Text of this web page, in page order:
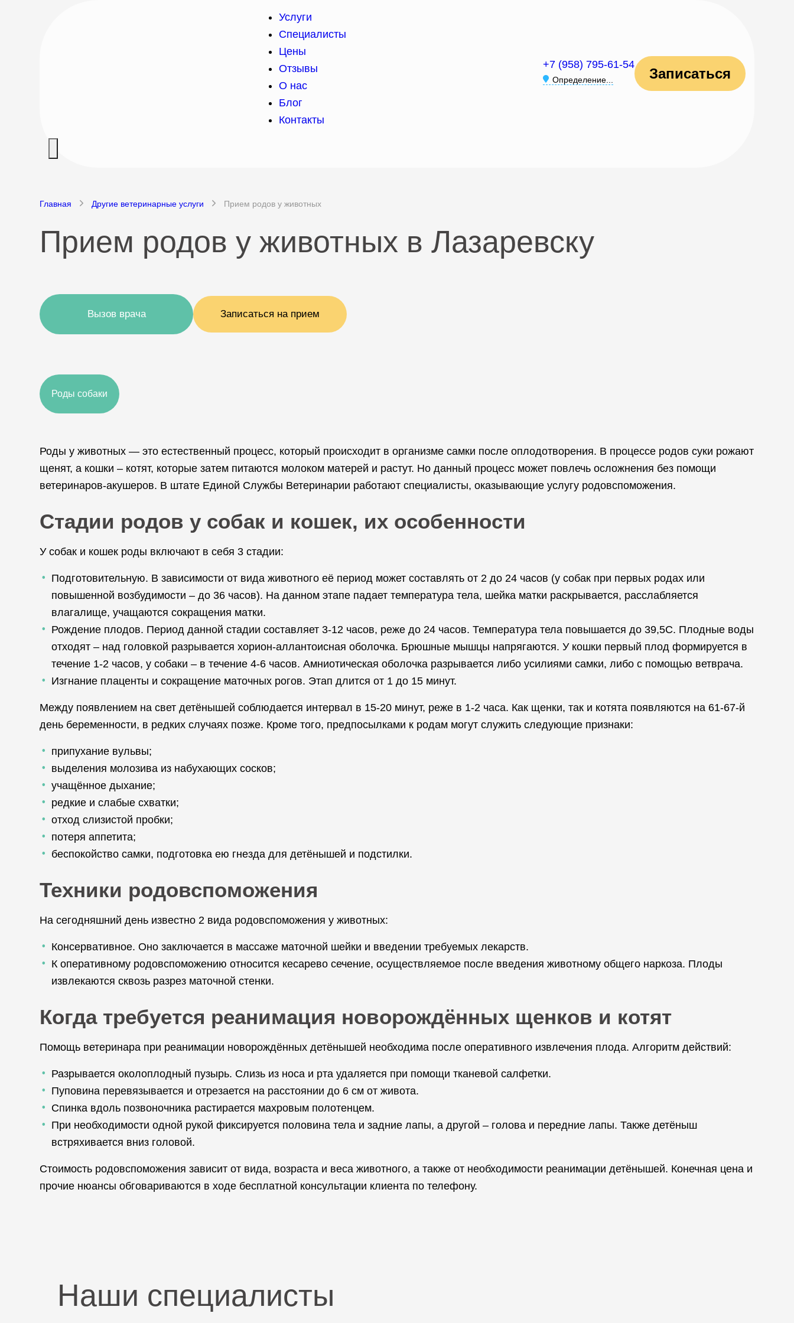
Услуги
Специалисты
Цены
Отзывы
О нас
Блог
Контакты
+7 (958) 795-61-54
Определение... Записаться
Главная Другие ветеринарные услуги Прием родов у животных
Прием родов у животных в Лазаревску
Вызов врача Записаться на прием
Роды собаки
Роды у животных — это естественный процесс, который происходит в организме самки после оплодотворения. В процессе родов суки рожают
щенят, а кошки – котят, которые затем питаются молоком матерей и растут. Но данный процесс может повлечь осложнения без помощи
ветеринаров-акушеров. В штате Единой Службы Ветеринарии работают специалисты, оказывающие услугу родовспоможения.
Стадии родов у собак и кошек, их особенности
У собак и кошек роды включают в себя 3 стадии:
Подготовительную. В зависимости от вида животного её период может составлять от 2 до 24 часов (у собак при первых родах или
повышенной возбудимости – до 36 часов). На данном этапе падает температура тела, шейка матки раскрывается, расслабляется
влагалище, учащаются сокращения матки.
Рождение плодов. Период данной стадии составляет 3-12 часов, реже до 24 часов. Температура тела повышается до 39,5C. Плодные воды
отходят – над головкой разрывается хорион-аллантоисная оболочка. Брюшные мышцы напрягаются. У кошки первый плод формируется в
течение 1-2 часов, у собаки – в течение 4-6 часов. Амниотическая оболочка разрывается либо усилиями самки, либо с помощью ветврача.
Изгнание плаценты и сокращение маточных рогов. Этап длится от 1 до 15 минут.
Между появлением на свет детёнышей соблюдается интервал в 15-20 минут, реже в 1-2 часа. Как щенки, так и котята появляются на 61-67-й
день беременности, в редких случаях позже. Кроме того, предпосылками к родам могут служить следующие признаки:
припухание вульвы;
выделения молозива из набухающих сосков;
учащённое дыхание;
редкие и слабые схватки;
отход слизистой пробки;
потеря аппетита;
беспокойство самки, подготовка ею гнезда для детёнышей и подстилки.
Техники родовспоможения
На сегодняшний день известно 2 вида родовспоможения у животных:
Консервативное. Оно заключается в массаже маточной шейки и введении требуемых лекарств.
К оперативному родовспоможению относится кесарево сечение, осуществляемое после введения животному общего наркоза. Плоды
извлекаются сквозь разрез маточной стенки.
Когда требуется реанимация новорождённых щенков и котят
Помощь ветеринара при реанимации новорождённых детёнышей необходима после оперативного извлечения плода. Алгоритм действий:
Разрывается околоплодный пузырь. Слизь из носа и рта удаляется при помощи тканевой салфетки.
Пуповина перевязывается и отрезается на расстоянии до 6 см от живота.
Спинка вдоль позвоночника растирается махровым полотенцем.
При необходимости одной рукой фиксируется половина тела и задние лапы, а другой – голова и передние лапы. Также детёныш
встряхивается вниз головой.
Стоимость родовспоможения зависит от вида, возраста и веса животного, а также от необходимости реанимации детёнышей. Конечная цена и
прочие нюансы обговариваются в ходе бесплатной консультации клиента по телефону.
Наши специалисты